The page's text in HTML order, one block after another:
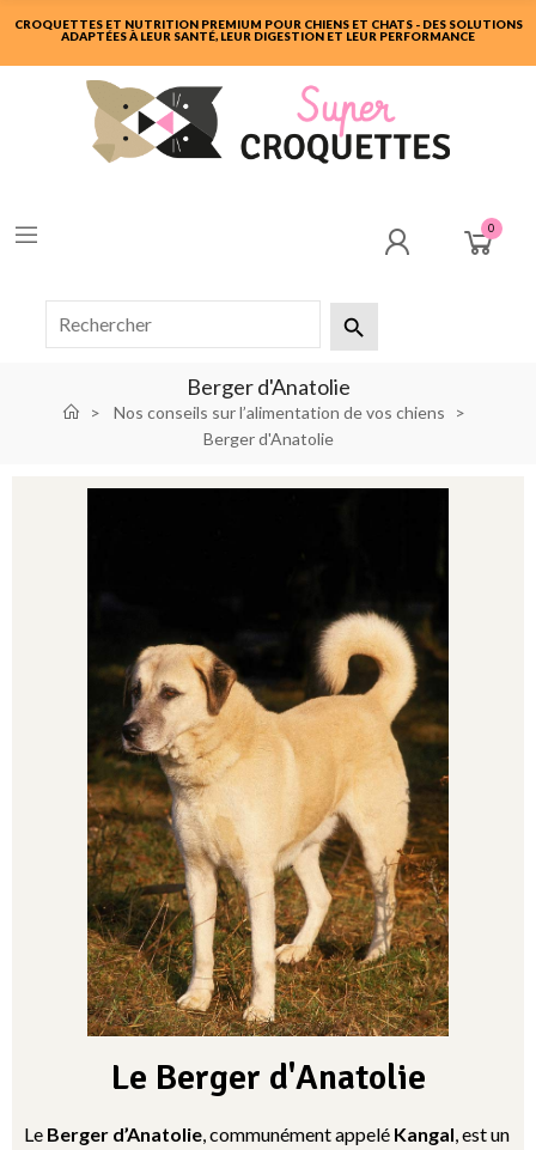
CROQUETTES ET NUTRITION PREMIUM POUR CHIENS ET CHATS - DES SOLUTIONS
ADAPTÉES À LEUR SANTÉ, LEUR DIGESTION ET LEUR PERFORMANCE
0

Berger d'Anatolie
Nos conseils sur l’alimentation de vos chiens
Berger d'Anatolie
Le Berger d'Anatolie
Le Berger d’Anatolie, communément appelé Kangal, est un